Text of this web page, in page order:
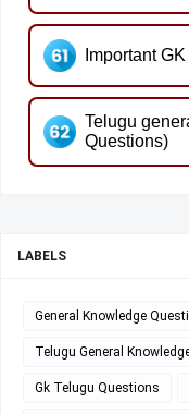
Important
Telugu
Questions)
LABELS
General Knowledge
Telugu General
Gk Telugu Questions